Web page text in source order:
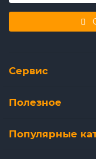
Сервис
Полезное
Популярные